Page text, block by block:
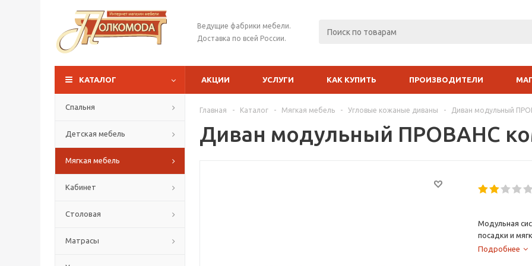
Ведущие фабрики мебели.
Доставка по всей России.
КАТАЛОГ АКЦИИ УСЛУГИ КАК КУПИТЬ ПРОИЗВОДИТЕЛИ
Спальня
Детская мебель
Мягкая мебель
Кабинет
Столовая
Матрасы
Главная - Каталог - Мягкая мебель - Угловые кожаные диваны - Диван модульный
Диван модульный ПРОВАНС
Модульная
посадки и
для отдыха.
Подробнее